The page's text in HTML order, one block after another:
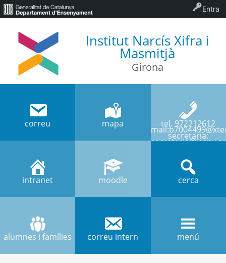
Institut Narcís Xifra i
Masmitjà
Girona
correu mapa tel. 972212612
secretaria:
intranet moodle cerca
alumnes i famílies correu intern menú
Entra